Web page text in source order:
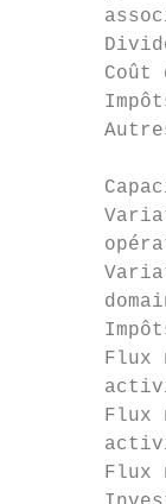
Coût
Flux
Flux
Flux